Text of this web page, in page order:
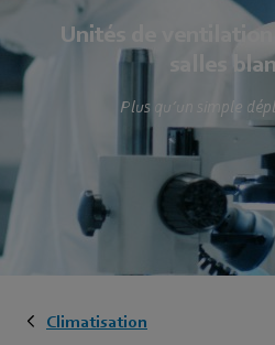
Unités de
salles
Plus qu’un simple
Climatisation